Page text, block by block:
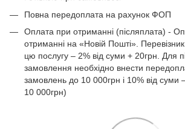
Повна передоплата на рахунок ФОП
Оплата при отриманні (післяплата) -
отриманні на «Новій Пошті». Перевізник
цю послугу – 2% від суми + 20грн. Для
замовлення необхідно внести
замовлень до 10 000грн і 10% від суми
10 000грн)